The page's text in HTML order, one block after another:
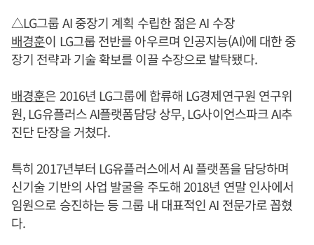
△LG그룹 AI 중장기 계획 수립한 젊은 AI 수장
배경훈이 LG그룹 전반를 아우르며 인공지능(AI)에 대한 중
장기 전략과 기술 확보를 이끌 수장으로 발탁됐다.
배경훈은 2016년 LG그룹에 합류해 LG경제연구원 연구위
원, LG유플러스 AI플랫폼담당 상무, LG사이언스파크 AI추
진단 단장을 거쳤다.
특히 2017년부터 LG유플러스에서 AI 플랫폼을 담당하며
신기술 기반의 사업 발굴을 주도해 2018년 연말 인사에서
임원으로 승진하는 등 그룹 내 대표적인 AI 전문가로 꼽혔
다.